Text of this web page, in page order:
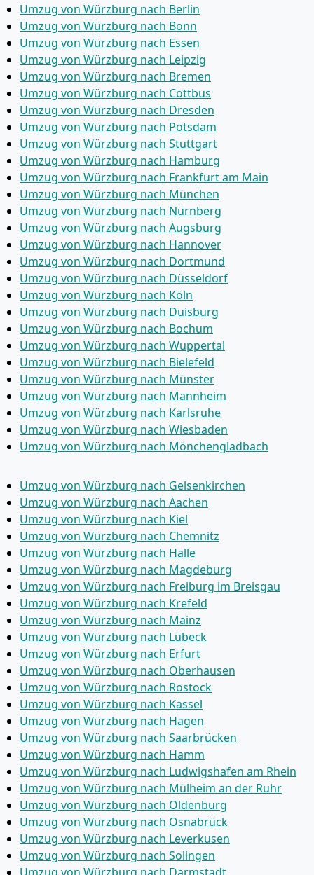
Umzug von Würzburg nach Berlin
Umzug von Würzburg nach Bonn
Umzug von Würzburg nach Essen
Umzug von Würzburg nach Leipzig
Umzug von Würzburg nach Bremen
Umzug von Würzburg nach Cottbus
Umzug von Würzburg nach Dresden
Umzug von Würzburg nach Potsdam
Umzug von Würzburg nach Stuttgart
Umzug von Würzburg nach Hamburg
Umzug von Würzburg nach Frankfurt am Main
Umzug von Würzburg nach München
Umzug von Würzburg nach Nürnberg
Umzug von Würzburg nach Augsburg
Umzug von Würzburg nach Hannover
Umzug von Würzburg nach Dortmund
Umzug von Würzburg nach Düsseldorf
Umzug von Würzburg nach Köln
Umzug von Würzburg nach Duisburg
Umzug von Würzburg nach Bochum
Umzug von Würzburg nach Wuppertal
Umzug von Würzburg nach Bielefeld
Umzug von Würzburg nach Münster
Umzug von Würzburg nach Mannheim
Umzug von Würzburg nach Karlsruhe
Umzug von Würzburg nach Wiesbaden
Umzug von Würzburg nach Mönchen­gladbach
Umzug von Würzburg nach Gelsenkirchen
Umzug von Würzburg nach Aachen
Umzug von Würzburg nach Kiel
Umzug von Würzburg nach Chemnitz
Umzug von Würzburg nach Halle
Umzug von Würzburg nach Magdeburg
Umzug von Würzburg nach Freiburg im Breisgau
Umzug von Würzburg nach Krefeld
Umzug von Würzburg nach Mainz
Umzug von Würzburg nach Lübeck
Umzug von Würzburg nach Erfurt
Umzug von Würzburg nach Oberhausen
Umzug von Würzburg nach Rostock
Umzug von Würzburg nach Kassel
Umzug von Würzburg nach Hagen
Umzug von Würzburg nach Saarbrücken
Umzug von Würzburg nach Hamm
Umzug von Würzburg nach Ludwigshafen am Rhein
Umzug von Würzburg nach Mülheim an der Ruhr
Umzug von Würzburg nach Oldenburg
Umzug von Würzburg nach Osnabrück
Umzug von Würzburg nach Leverkusen
Umzug von Würzburg nach Solingen
Umzug von Würzburg nach Darmstadt